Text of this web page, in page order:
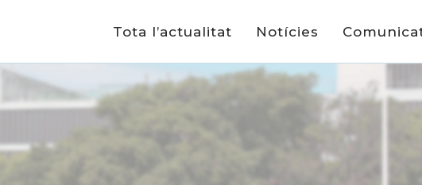
Tota l’actualitat Notícies